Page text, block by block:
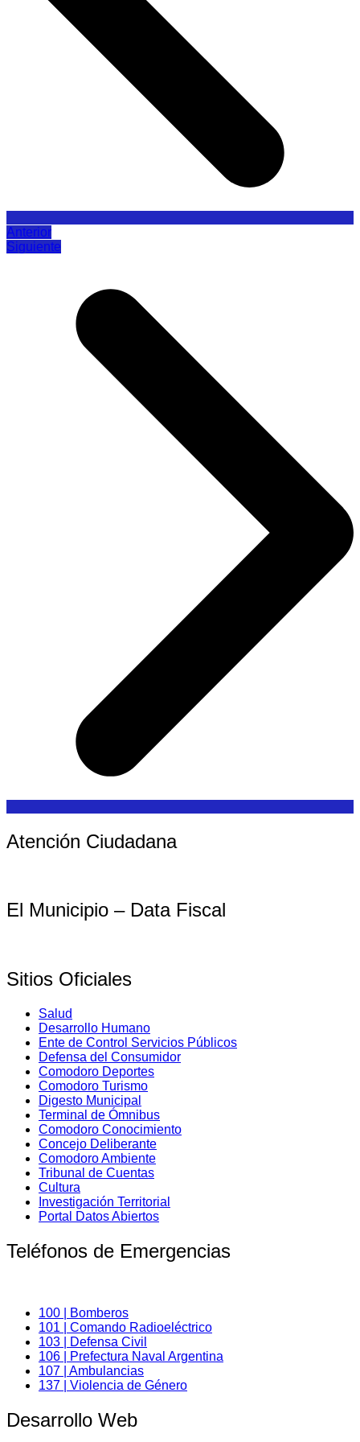
Anterior
Siguiente
Atención Ciudadana
El Municipio – Data Fiscal
Sitios Oficiales
Salud
Desarrollo Humano
Ente de Control Servicios Públicos
Defensa del Consumidor
Comodoro Deportes
Comodoro Turismo
Digesto Municipal
Terminal de Ómnibus
Comodoro Conocimiento
Concejo Deliberante
Comodoro Ambiente
Tribunal de Cuentas
Cultura
Investigación Territorial
Portal Datos Abiertos
Teléfonos de Emergencias
100 | Bomberos
101 | Comando Radioeléctrico
103 | Defensa Civil
106 | Prefectura Naval Argentina
107 | Ambulancias
137 | Violencia de Género
Desarrollo Web